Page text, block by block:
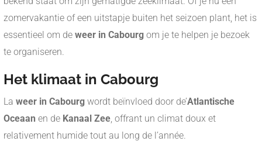
zomervakantie of een uitstapje buiten het seizoen plant, het is
essentieel om de weer in Cabourg om je te helpen je bezoek
te organiseren.
Het klimaat in Cabourg
La weer in Cabourg wordt beïnvloed door de’Atlantische
Oceaan en de Kanaal Zee, offrant un climat doux et
relativement humide tout au long de l’année.